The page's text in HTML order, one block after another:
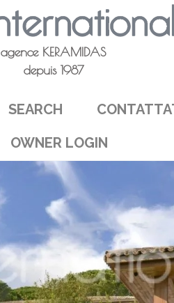
agence KERAMIDAS
depuis 1987
SEARCH
OWNER LOGIN